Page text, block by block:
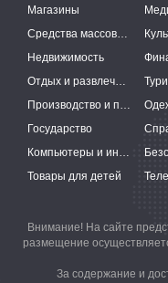
Магазины
Средства массовой информации
Недвижимость
Отдых и развлечения
Производство и поставки
Государство
Компьютеры и интернет
Товары для детей
Внимание! На сайте
размещение
За содержание и